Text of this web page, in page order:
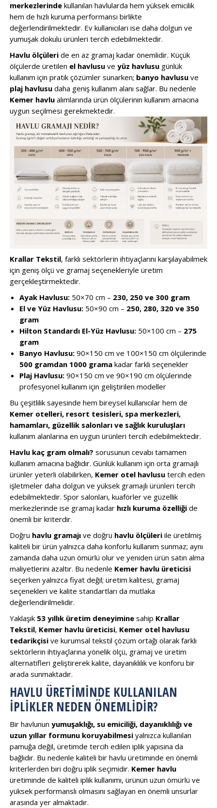
merkezlerinde kullanılan havlularda hem yüksek emicilik
hem de hızlı kuruma performansı birlikte
değerlendirilmektedir. Ev kullanıcıları ise daha dolgun ve
yumuşak dokulu ürünleri tercih edebilmektedir.
Havlu ölçüleri de en az gramaj kadar önemlidir. Küçük
ölçülerde üretilen el havlusu ve yüz havlusu günlük
kullanım için pratik çözümler sunarken; banyo havlusu ve
plaj havlusu daha geniş kullanım alanı sağlar. Bu nedenle
Kemer havlu alımlarında ürün ölçülerinin kullanım amacına
uygun seçilmesi gerekmektedir.
Krallar Tekstil, farklı sektörlerin ihtiyaçlarını karşılayabilmek
için geniş ölçü ve gramaj seçenekleriyle üretim
gerçekleştirmektedir.
Ayak Havlusu: 50×70 cm – 230, 250 ve 300 gram
El ve Yüz Havlusu: 50×90 cm – 250, 280, 320 ve 350
gram
Hilton Standardı El-Yüz Havlusu: 50×100 cm – 275
gram
Banyo Havlusu: 90×150 cm ve 100×150 cm ölçülerinde
500 gramdan 1000 grama kadar farklı seçenekler
Plaj Havlusu: 90×150 cm ve 90×190 cm ölçülerinde
profesyonel kullanım için geliştirilen modeller
Bu çeşitlilik sayesinde hem bireysel kullanıcılar hem de
Kemer otelleri, resort tesisleri, spa merkezleri,
hamamları, güzellik salonları ve sağlık kuruluşları
kullanım alanlarına en uygun ürünleri tercih edebilmektedir.
Havlu kaç gram olmalı? sorusunun cevabı tamamen
kullanım amacına bağlıdır. Günlük kullanım için orta gramajlı
ürünler yeterli olabilirken, Kemer otel havlusu tercih eden
işletmeler daha dolgun ve yüksek gramajlı ürünleri tercih
edebilmektedir. Spor salonları, kuaförler ve güzellik
merkezlerinde ise gramaj kadar hızlı kuruma özelliği de
önemli bir kriterdir.
Doğru havlu gramajı ve doğru havlu ölçüleri ile üretilmiş
kaliteli bir ürün yalnızca daha konforlu kullanım sunmaz; aynı
zamanda daha uzun ömürlü olur ve yeniden ürün satın alma
maliyetlerini azaltır. Bu nedenle Kemer havlu üreticisi
seçerken yalnızca fiyat değil; üretim kalitesi, gramaj
seçenekleri ve kalite standartları da mutlaka
değerlendirilmelidir.
Yaklaşık 53 yıllık üretim deneyimine sahip Krallar
Tekstil, Kemer havlu üreticisi, Kemer otel havlusu
tedarikçisi ve kurumsal tekstil çözüm ortağı olarak farklı
sektörlerin ihtiyaçlarına yönelik ölçü, gramaj ve üretim
alternatifleri geliştirerek kalite, dayanıklılık ve konforu bir
arada sunmaktadır.
HAVLU ÜRETIMINDE KULLANILAN
İPLIKLER NEDEN ÖNEMLIDIR?
Bir havlunun yumuşaklığı, su emiciliği, dayanıklılığı ve
uzun yıllar formunu koruyabilmesi yalnızca kullanılan
pamuğa değil, üretimde tercih edilen iplik yapısına da
bağlıdır. Bu nedenle kaliteli bir havlu üretiminde en önemli
kriterlerden biri doğru iplik seçimidir. Kemer havlu
üretiminde de kaliteli iplik kullanımı, ürünün uzun ömürlü ve
yüksek performanslı olmasını sağlayan en önemli unsurlar
arasında yer almaktadır.